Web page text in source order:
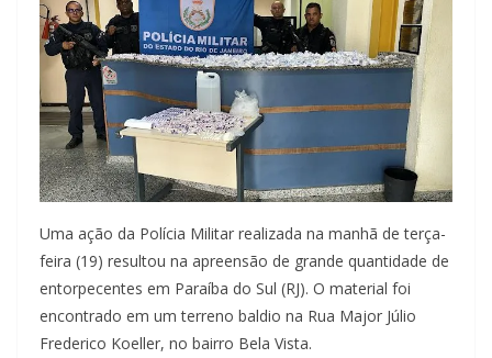
Uma ação da Polícia Militar realizada na manhã de terça-
feira (19) resultou na apreensão de grande quantidade de
entorpecentes em Paraíba do Sul (RJ). O material foi
encontrado em um terreno baldio na Rua Major Júlio
Frederico Koeller, no bairro Bela Vista.